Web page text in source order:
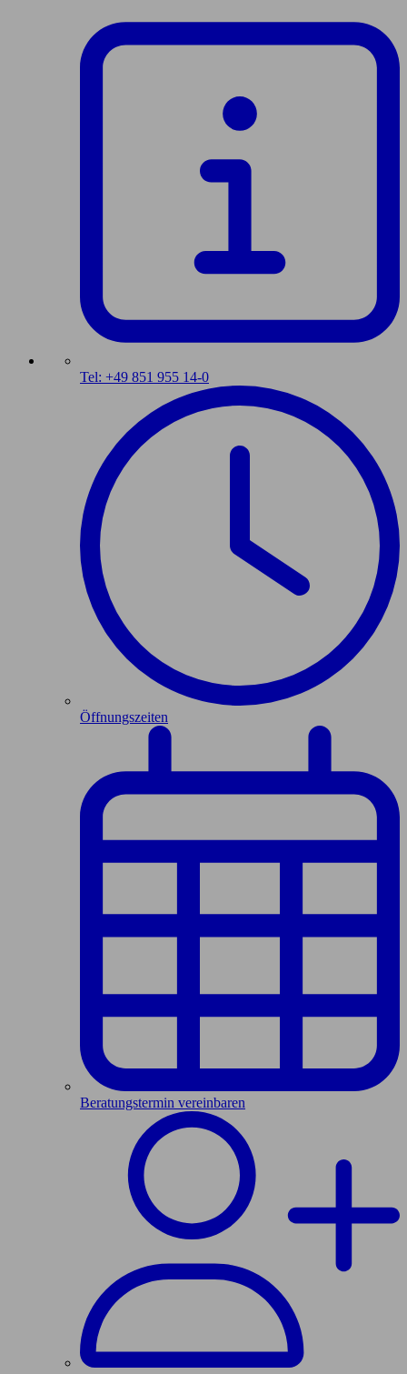
Tel: +49 851 955 14-0
Öffnungszeiten
Beratungstermin vereinbaren